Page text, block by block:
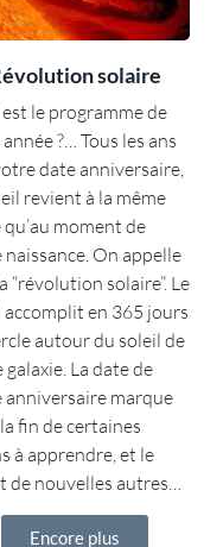
solaire
le programme de
?… Tous les ans
date anniversaire,
revient à la même
qu’au moment de
On appelle
“révolution solaire”. Le
accomplit en 365 jours
autour du soleil de
La date de
anniversaire marque
fin de certaines
à apprendre, et le
de nouvelles autres…
Encore plus